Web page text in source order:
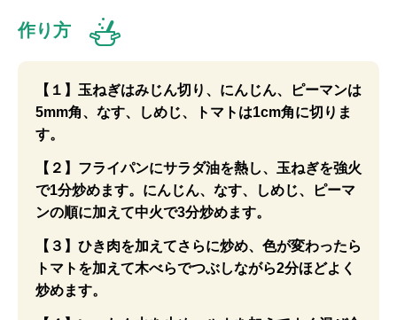
作り方
【１】玉ねぎはみじん切り、にんじん、ピーマンは
5mm角、なす、しめじ、トマトは1cm角に切りま
す。
【２】フライパンにサラダ油を熱し、玉ねぎを強火
で1分炒めます。にんじん、なす、しめじ、ピーマ
ンの順に加えて中火で3分炒めます。
【３】ひき肉を加えてさらに炒め、色が変わったら
トマトを加えて木べらでつぶしながら2分ほどよく
炒めます。